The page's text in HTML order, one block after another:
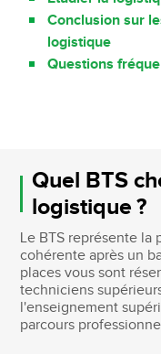
Conclusion sur
logistique
Questions
Quel BTS
logistique ?
Le BTS représente la
cohérente après un
places vous sont
techniciens
l'enseignement
parcours